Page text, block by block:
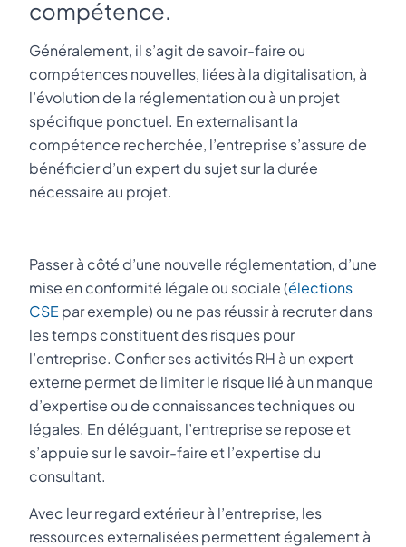
compétence.
Généralement, il s’agit de savoir-faire ou
compétences nouvelles, liées à la digitalisation, à
l’évolution de la réglementation ou à un projet
spécifique ponctuel. En externalisant la
compétence recherchée, l’entreprise s’assure de
bénéficier d’un expert du sujet sur la durée
nécessaire au projet.
Passer à côté d’une nouvelle réglementation, d’une
mise en conformité légale ou sociale (élections
CSEpar exemple) ou ne pas réussir à recruter dans
les temps constituent des risques pour
l’entreprise. Confier ses activités RH à un expert
externe permet de limiter le risque lié à un manque
d’expertise ou de connaissances techniques ou
légales. En déléguant, l’entreprise se repose et
s’appuie sur le savoir-faire et l’expertise du
consultant.
Avec leur regard extérieur à l’entreprise, les
ressources externalisées permettent également à